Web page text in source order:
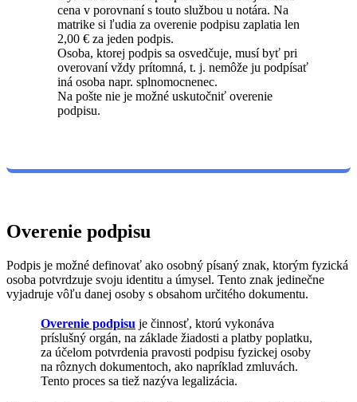
cena v porovnaní s touto službou u notára. Na
matrike si ľudia za overenie podpisu zaplatia len
2,00 € za jeden podpis.
Osoba, ktorej podpis sa osvedčuje, musí byť pri
overovaní vždy prítomná, t. j. nemôže ju podpísať
iná osoba napr. splnomocnenec.
Na pošte nie je možné uskutočniť overenie
podpisu.
Overenie podpisu
Podpis je možné definovať ako osobný písaný znak, ktorým fyzická
osoba potvrdzuje svoju identitu a úmysel. Tento znak jedinečne
vyjadruje vôľu danej osoby s obsahom určitého dokumentu.
Overenie podpisu je činnosť, ktorú vykonáva
príslušný orgán, na základe žiadosti a platby poplatku,
za účelom potvrdenia pravosti podpisu fyzickej osoby
na rôznych dokumentoch, ako napríklad zmluvách.
Tento proces sa tiež nazýva legalizácia.